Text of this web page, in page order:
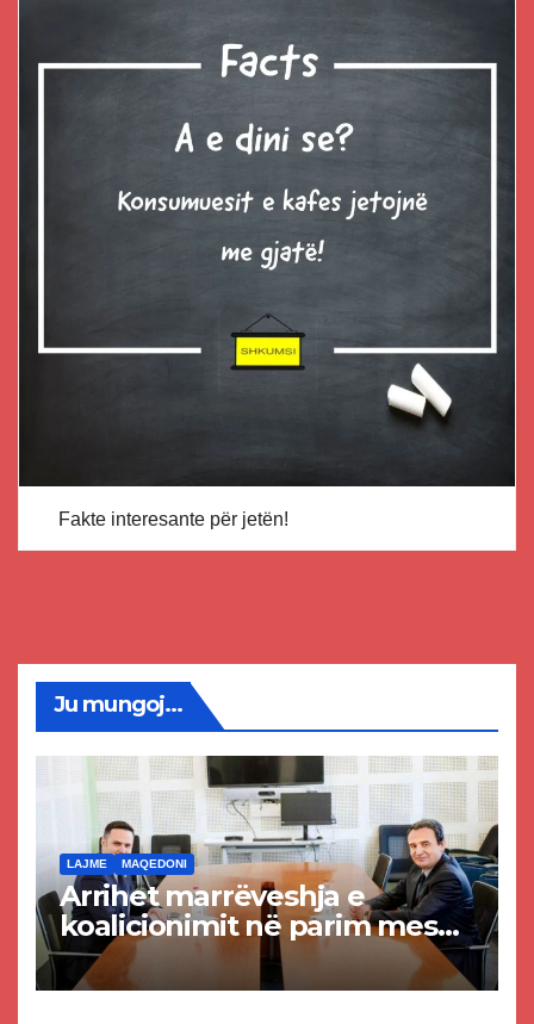
Fakte interesante për jetën!
Ju mungoj...
LAJME MAQEDONI
Arrihet marrëveshja e
koalicionimit në parim mes
Kurtit dhe Abdixhikut